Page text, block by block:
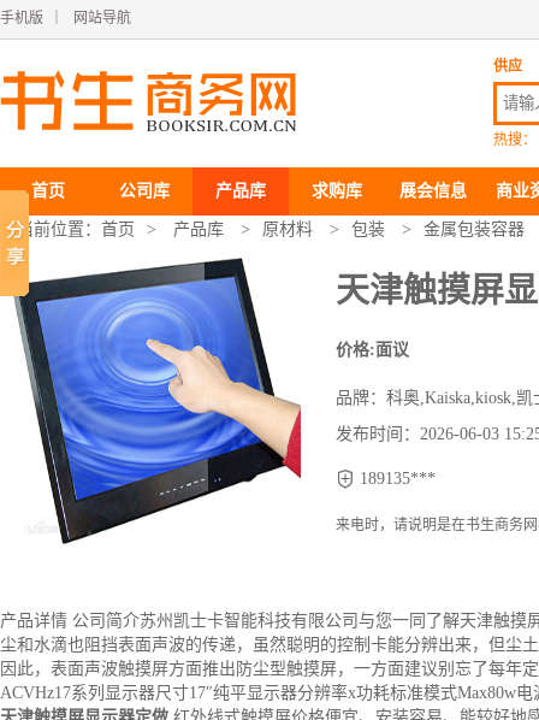
手机版 网站导航
供应
热搜：
首页 公司库 产品库 求购库 展会信息 商业
您当前位置： 首页 > 产品库 > 原材料 > 包装 > 金属包装容器
天津触摸屏
价格:面议
品牌： 科奥,Kaiska,kiosk,凯
发布时间：2026-06-03
 189135***
来电时，请说明是在书生商务网
产品详情 公司简介苏州凯士卡智能科技有限公司与您一同了解天津触
尘和水滴也阻挡表面声波的传递，虽然聪明的控制卡能分辨出来，但尘
因此，表面声波触摸屏方面推出防尘型触摸屏，一方面建议别忘了每年
ACVHz17系列显示器尺寸17″纯平显示器分辨率x功耗标准模式Max80w电